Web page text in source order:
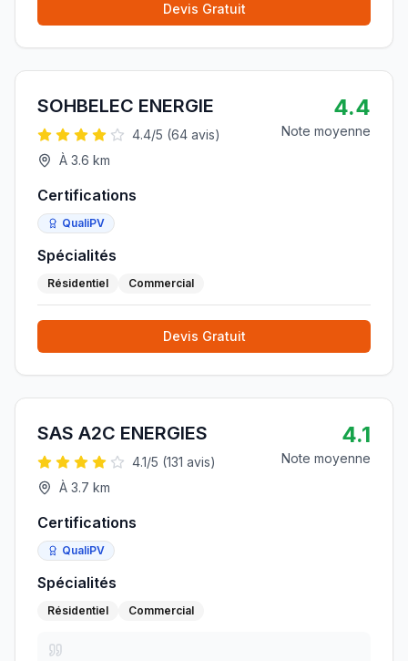
Devis Gratuit
SOHBELEC ENERGIE
4.4/5 (64 avis)
À 3.6 km
4.4
Note moyenne
Certifications
QualiPV
Spécialités
Résidentiel Commercial
Devis Gratuit
SAS A2C ENERGIES
4.1/5 (131 avis)
À 3.7 km
4.1
Note moyenne
Certifications
QualiPV
Spécialités
Résidentiel Commercial